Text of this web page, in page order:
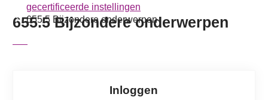
gecertificeerde instellingen
655.5 Bijzondere onderwerpen
655.5 Bijzondere onderwerpen
Inloggen